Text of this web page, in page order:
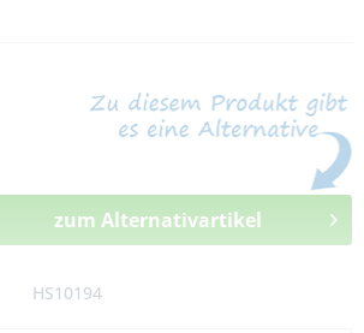
zum Alternativartikel
HS10194